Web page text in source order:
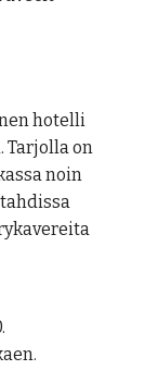
hotelli
Tarjolla on
noin